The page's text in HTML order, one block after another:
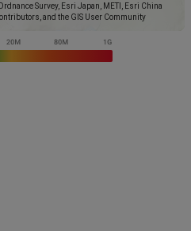
Survey, Esri Japan, METI, Esri China
and the GIS User Community